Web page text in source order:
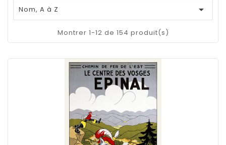
Nom, A à Z 
Montrer 1-12 de 154 produit(s)